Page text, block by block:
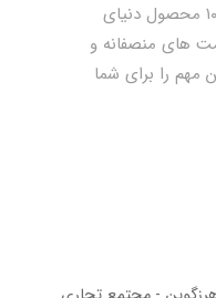
کرده ایم با موجود کردن بیش از ۱۰۰۰ محصول دنیای
های منصفانه و
را برای شما